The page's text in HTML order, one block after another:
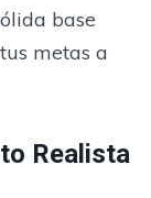
base
metas a
Realista